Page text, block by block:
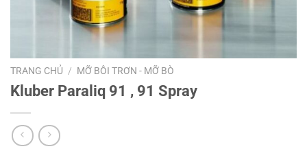
TRANG CHỦ / MỠ BÔI TRƠN - MỠ BÒ
Kluber Paraliq 91 , 91 Spray